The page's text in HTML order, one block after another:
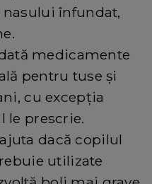
înfundat,
medicamente
pentru tuse și
cu excepția
le prescrie.
dacă copilul
utilizate